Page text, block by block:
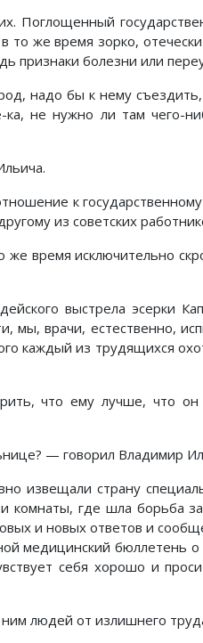
Поглощенный
же время зорко, отечески
признаки болезни или
надо бы к нему
не нужно ли там чего-
к
из советских
время исключительно
выстрела эсерки
мы, врачи, естественно,
каждый из трудящихся
что ему лучше, что
— говорил Владимир
извещали страну
комнаты, где шла борьба
и новых ответов и
медицинский бюллетень о
себя хорошо и
людей от излишнего